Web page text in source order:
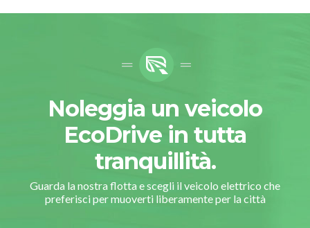
Noleggia un veicolo
EcoDrive in tutta
tranquillità.
Guarda la nostra flotta e scegli il veicolo elettrico che
preferisci per muoverti liberamente per la città